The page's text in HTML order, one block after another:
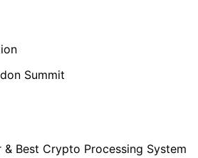
Summit
Best Crypto Processing System